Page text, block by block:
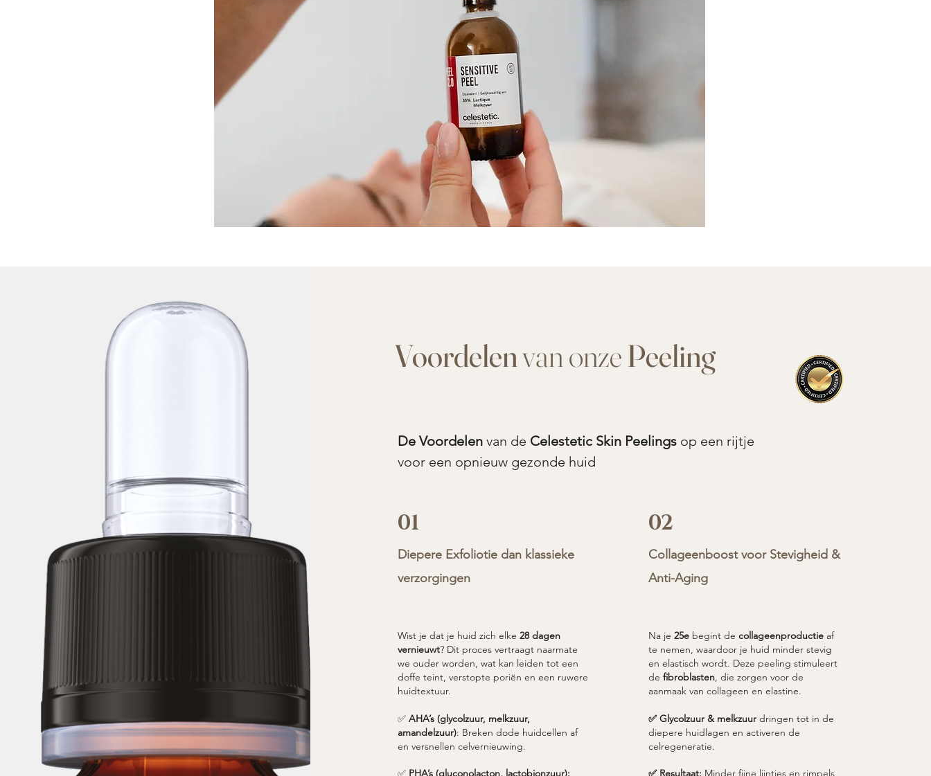
Voordelenvan onzePeeling
De Voordelenvan de Celestetic Skin Peelingsop een rijtje
voor een opnieuw gezonde huid
01
Diepere Exfoliotie dan klassieke
verzorgingen
Wist je dat je huid zich elke 28 dagen
vernieuwt? Dit proces vertraagt naarmate
we ouder worden, wat kan leiden tot een
doffe teint, verstopte poriën en een ruwere
huidtextuur.​
✅ AHA’s (glycolzuur, melkzuur,
amandelzuur): Breken dode huidcellen af
en versnellen celvernieuwing.
✅ PHA’s (gluconolacton, lactobionzuur):
02
Collageenboost voor Stevigheid &
Anti-Aging
Na je 25ebegint de collageenproductieaf
te nemen, waardoor je huid minder stevig
en elastisch wordt. Deze peeling stimuleert
de fibroblasten, die zorgen voor de
aanmaak van collageen en elastine.
✅ Glycolzuur & melkzuurdringen tot in de
diepere huidlagen en activeren de
celregeneratie.
✅ Resultaat: Minder fijne lijntjes en rimpels,